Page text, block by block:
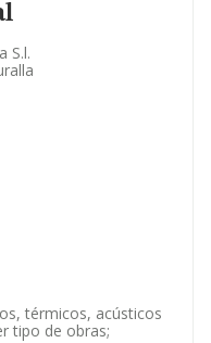
S.l.
térmicos, acústicos
tipo de obras;
en otras empresas.
sobre la empresa.